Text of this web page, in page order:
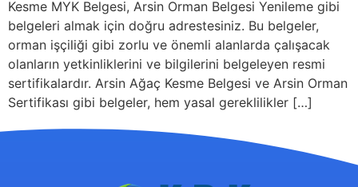
Kesme MYK Belgesi, Arsin Orman Belgesi Yenileme gibi
belgeleri almak için doğru adrestesiniz. Bu belgeler,
orman işçiliği gibi zorlu ve önemli alanlarda çalışacak
olanların yetkinliklerini ve bilgilerini belgeleyen resmi
sertifikalardır. Arsin Ağaç Kesme Belgesi ve Arsin Orman
Sertifikası gibi belgeler, hem yasal gereklilikler […]